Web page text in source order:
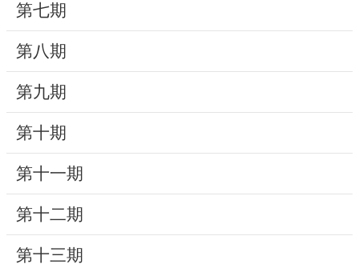
線
上
源
新
聞
與
公
告
便
第七期
第八期
第九期
第十期
第十一期
第十二期
第十三期